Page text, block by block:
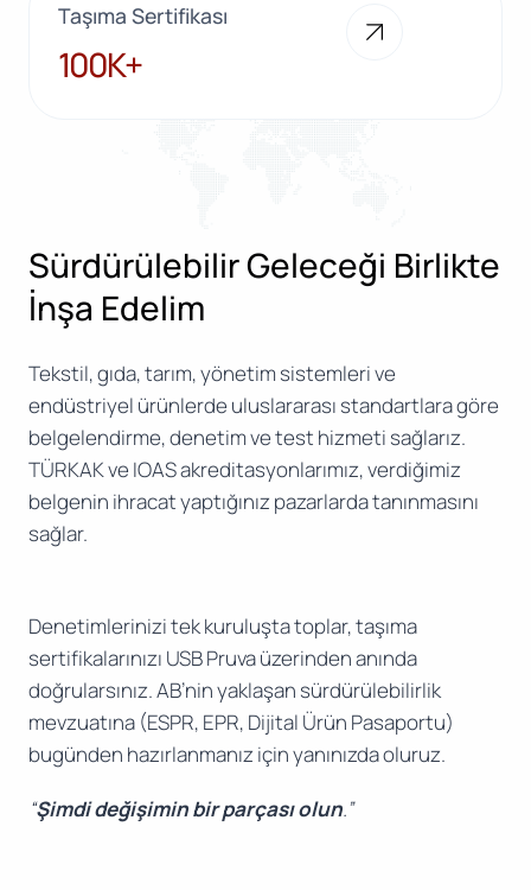
Taşıma Sertifikası
100K+
100K+
Sürdürülebilir Geleceği Birlikte
İnşa Edelim
Tekstil, gıda, tarım, yönetim sistemleri ve
endüstriyel ürünlerde uluslararası standartlara göre
belgelendirme, denetim ve test hizmeti sağlarız.
TÜRKAK ve IOAS akreditasyonlarımız, verdiğimiz
belgenin ihracat yaptığınız pazarlarda tanınmasını
sağlar.
Denetimlerinizi tek kuruluşta toplar, taşıma
sertifikalarınızı USB Pruva üzerinden anında
doğrularsınız. AB’nin yaklaşan sürdürülebilirlik
mevzuatına (ESPR, EPR, Dijital Ürün Pasaportu)
bugünden hazırlanmanız için yanınızda oluruz.
“Şimdi değişimin bir parçası olun.”